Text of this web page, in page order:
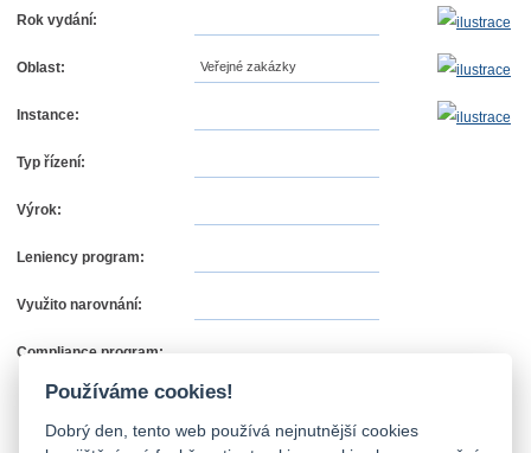
Rok vydání:
Oblast: Veřejné zakázky
Instance:
Typ řízení:
Výrok:
Leniency program:
Využito narovnání:
Compliance program:
Používáme cookies!
Dobrý den, tento web používá nejnutnější cookies